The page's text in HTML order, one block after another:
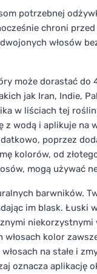
potrzebnej
chroni
włosów
może dorastać do
jak Iran, Indie,
w liściach tej
wodą i aplikuje na
poprzez
kolorów, od
mogą używać
barwników.
im blask. Łuski
niekorzystnymi
włosach kolor
na stałe i
oznacza aplikację